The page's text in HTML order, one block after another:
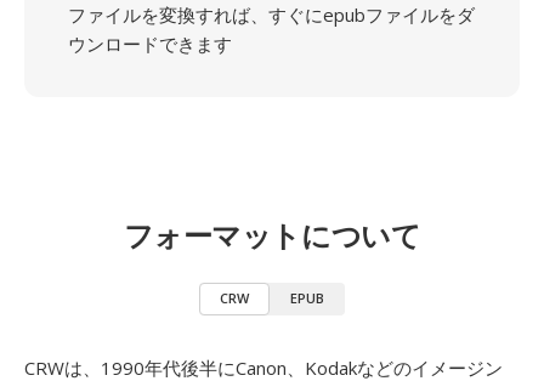
ファイルを変換すれば、すぐにepubファイルをダ
ウンロードできます
フォーマットについて
CRW EPUB
CRWは、1990年代後半にCanon、Kodakなどのイメージン